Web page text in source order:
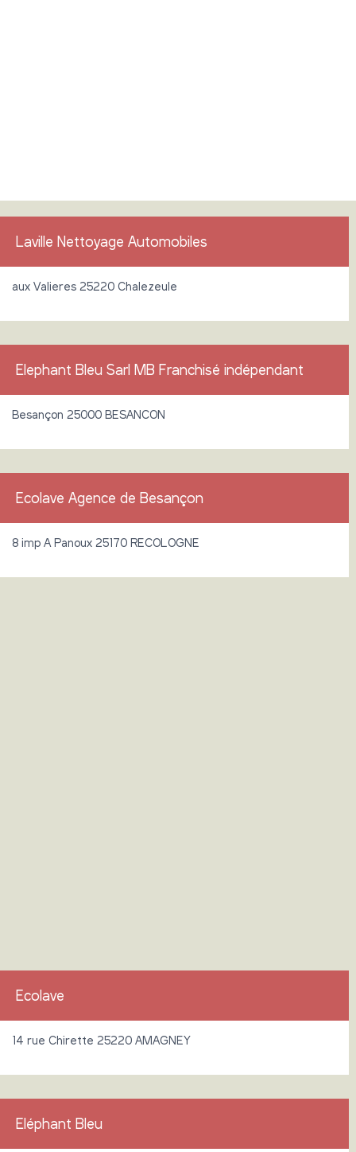
Laville Nettoyage Automobiles
aux Valieres 25220 Chalezeule
Elephant Bleu Sarl MB Franchisé indépendant
Besançon 25000 BESANCON
Ecolave Agence de Besançon
8 imp A Panoux 25170 RECOLOGNE
Ecolave
14 rue Chirette 25220 AMAGNEY
Eléphant Bleu